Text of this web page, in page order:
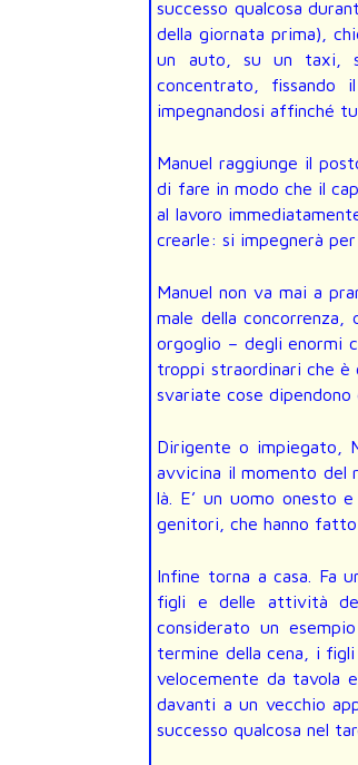
successo qualcosa
della giornata prima),
un auto, su un taxi,
concentrato, fissando
impegnandosi affinché
Manuel raggiunge il
di fare in modo che il
al lavoro
crearle: si impegnerà
Manuel non va mai a
male della
orgoglio – degli enormi
troppi straordinari che è
svariate cose dipendono
Dirigente o impiegato,
avvicina il momento del
là. E’ un uomo onesto
genitori, che hanno
Infine torna a casa. Fa
figli e delle attività
considerato un
termine della cena, i
velocemente da tavola
davanti a un vecchio
successo qualcosa nel